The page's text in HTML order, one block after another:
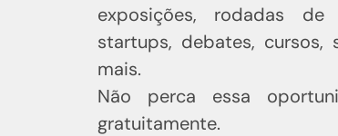
exposições, rodadas de
startups, debates, cursos,
mais.
Não perca essa
gratuitamente.